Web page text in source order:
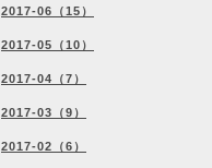
2017-06（15）
2017-05（10）
2017-04（7）
2017-03（9）
2017-02（6）